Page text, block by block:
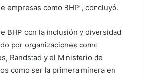
empresas como BHP”, concluyó.
BHP con la inclusión y diversidad
por organizaciones como
Randstad y el Ministerio de
como ser la primera minera en